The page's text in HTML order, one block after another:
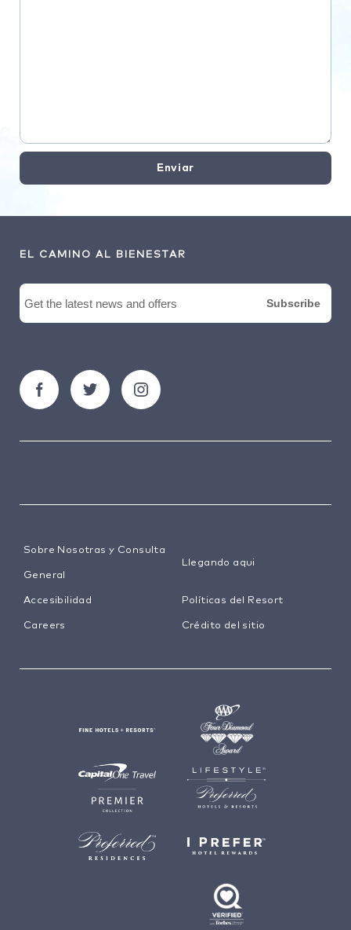
Enviar
EL CAMINO AL BIENESTAR
Sobre Nosotras y Consulta
General
Llegando aqui
Accesibilidad Políticas del Resort
Careers Crédito del sitio